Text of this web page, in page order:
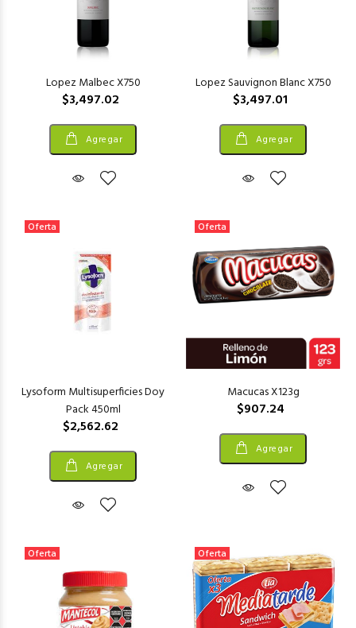
Lopez Malbec X750
$3,497.02
Agregar
Lopez Sauvignon Blanc X750
$3,497.01
Agregar
Oferta
Lysoform Multisuperficies Doy
Pack 450ml
$2,562.62
Agregar
Oferta
Macucas X123g
$907.24
Agregar
Oferta Oferta